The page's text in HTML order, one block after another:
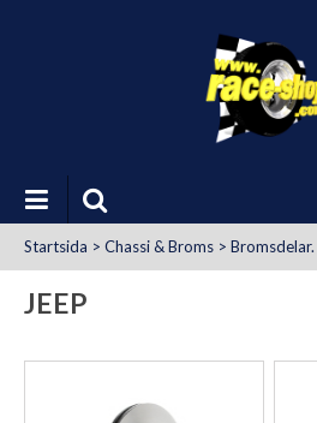
Startsida > Chassi & Broms > Bromsdelar.
JEEP